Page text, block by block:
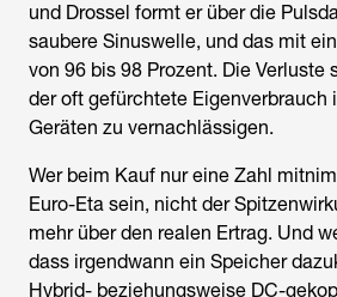
und Drossel formt er über die
saubere Sinuswelle, und das mit
von 96 bis 98 Prozent. Die Verluste
der oft gefürchtete Eigenverbrauch
Geräten zu vernachlässigen.
Wer beim Kauf nur eine Zahl
Euro-Eta sein, nicht der
mehr über den realen Ertrag. Und
dass irgendwann ein Speicher
Hybrid- beziehungsweise DC-